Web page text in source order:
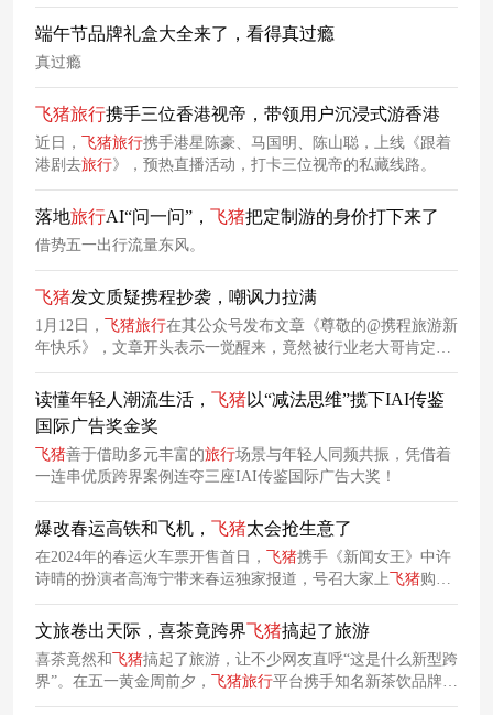
端午节品牌礼盒大全来了，看得真过瘾
真过瘾
飞猪旅行携手三位香港视帝，带领用户沉浸式游香港
近日， 飞猪旅行携手港星陈豪、马国明、陈山聪，上线《跟着
港剧去旅行》，预热直播活动，打卡三位视帝的私藏线路。
落地旅行AI“问一问”， 飞猪把定制游的身价打下来了
借势五一出行流量东风。
飞猪发文质疑携程抄袭，嘲讽力拉满
1月12日， 飞猪旅行在其公众号发布文章《尊敬的@携程旅游新
年快乐》，文章开头表示一觉醒来，竟然被行业老大哥肯定了!
文中飞猪将自己的旅行攻略文章和携程发布的旅行攻略文章从
发布时间，内容建议和特效等方面进行了全方位做了对比，疑
指携程的攻略存在抄袭。
读懂年轻人潮流生活， 飞猪以“减法思维”揽下IAI传鉴
国际广告奖金奖
飞猪善于借助多元丰富的旅行场景与年轻人同频共振，凭借着
一连串优质跨界案例连夺三座IAI传鉴国际广告大奖！
爆改春运高铁和飞机， 飞猪太会抢生意了
在2024年的春运火车票开售首日， 飞猪携手《新闻女王》中许
诗晴的扮演者高海宁带来春运独家报道，号召大家上 飞猪购买
春运火车票。
文旅卷出天际，喜茶竟跨界飞猪搞起了旅游
喜茶竟然和 飞猪搞起了旅游，让不少网友直呼“这是什么新型跨
界”。在五一黄金周前夕，
飞猪旅行平台携手知名新茶饮品牌喜
茶以及权威机构中国茶叶流通协会，共同推出了别具一格的“茶